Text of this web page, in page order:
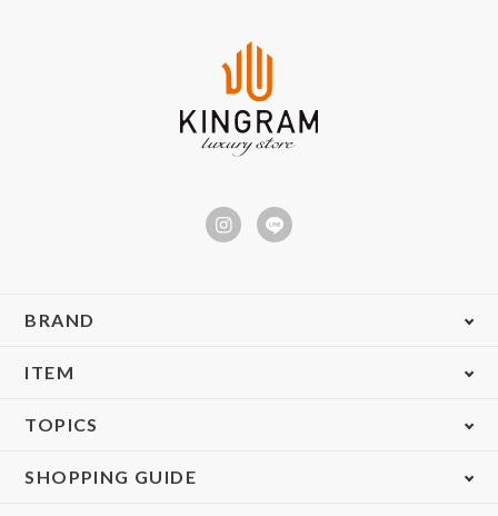
BRAND
ITEM
TOPICS
SHOPPING GUIDE